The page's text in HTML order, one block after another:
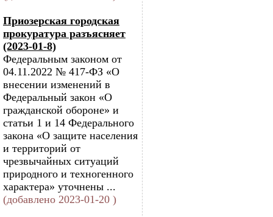
Приозерская городская
прокуратура разъясняет
(2023-01-8)
Федеральным законом от
04.11.2022 № 417-ФЗ «О
внесении изменений в
Федеральный закон «О
гражданской обороне» и
статьи 1 и 14 Федерального
закона «О защите населения
и территорий от
чрезвычайных ситуаций
природного и техногенного
характера» уточнены ...
(добавлено 2023-01-20 )